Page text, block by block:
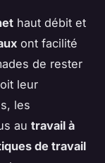
haut débit et
ont facilité
de rester
leur
les
au travail à
de travail